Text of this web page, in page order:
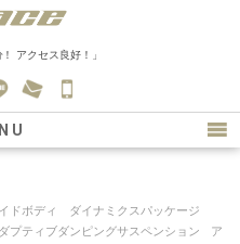
アクセス良好！」
0139
いて
ドボディ ダイナミクスパッケージ
ティブダンピングサスペンション ア